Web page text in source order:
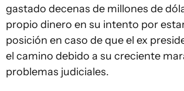
gastado decenas de millones de
propio dinero en su intento por
posición en caso de que el ex
el camino debido a su creciente
problemas judiciales.